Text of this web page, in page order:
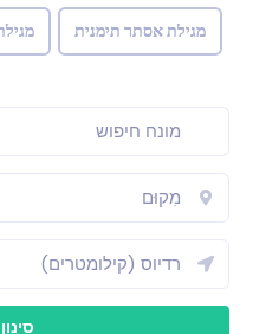
מגילת אסתר תימנית